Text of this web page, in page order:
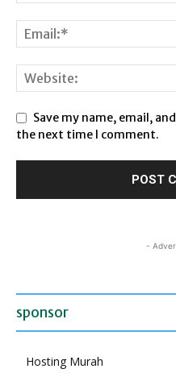
Save my name, email,
the next time I comment.
-
sponsor
Hosting Murah